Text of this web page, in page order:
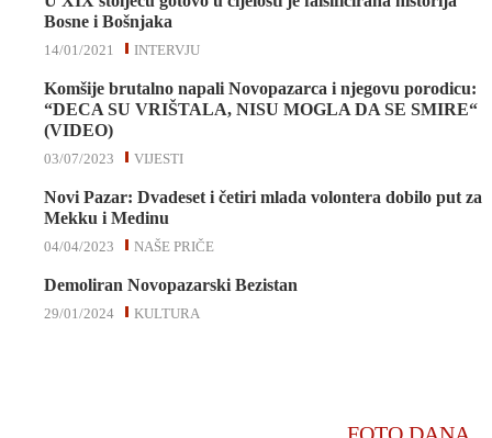
Bosne i Bošnjaka
INTERVJU
14/01/2021
Komšije brutalno napali Novopazarca i njegovu porodicu:
“DECA SU VRIŠTALA, NISU MOGLA DA SE SMIRE“
(VIDEO)
VIJESTI
03/07/2023
Novi Pazar: Dvadeset i četiri mlada volontera dobilo put za
Mekku i Medinu
NAŠE PRIČE
04/04/2023
Demoliran Novopazarski Bezistan
KULTURA
29/01/2024